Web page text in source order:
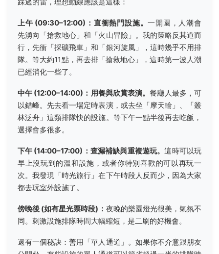
上午 (09:30–12:00)：直衝熱門設施。一開園，人潮會
先湧向「搶救地心」和「火山冒險」。我的策略反其道而
行，先衝「採礦飛車」和「銀河旋風」，這時幾乎不用排
隊。等大約11點，再去排「搶救地心」，這時第一波人潮
已經消化一些了。
中午 (12:00–14:00)：用餐與欣賞表演。餐廳人最多，可
以錯峰。先去看一場定時表演，或去坐「摩天輪」、「叢
林泛舟」這類排隊快的設施。等下午一點半後再去吃飯，
選擇會多很多。
下午 (14:00–17:00)：查漏補缺與重複遊玩。這時可以玩
早上沒玩到的溫和設施，或者你特別喜歡的可以再玩一
次。我發現「時光旅行」在下午時段人反而少，因為大家
都去玩室外設施了。
傍晚後 (如有星光票時段)： 夜晚的樂園燈光很美，氣氛不
同。刺激設施排隊時間大幅縮短，是二刷的好機會。
還有一個秘訣：善用「單人通道」。如果你不介意跟朋友